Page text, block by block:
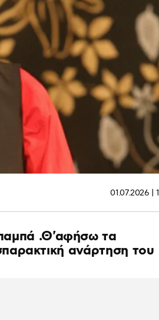
01.07.2026 |
.Θ'αφήσω τα
ανάρτηση του